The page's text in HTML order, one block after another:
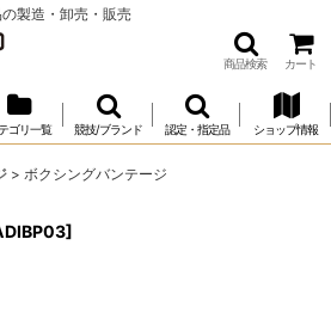
製造・卸売・販売
商品検索 カート
ゴリ一覧 競技/ブランド 認定・指定品 ショップ情報
> ボクシングバンテージ
]